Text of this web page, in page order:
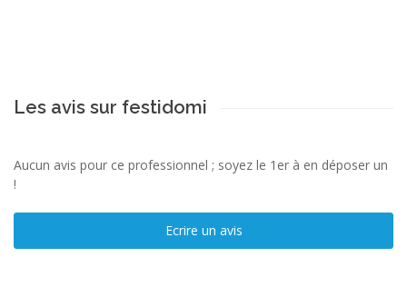
Les avis sur festidomi
Aucun avis pour ce professionnel ; soyez le 1er à en déposer un
!
Ecrire un avis